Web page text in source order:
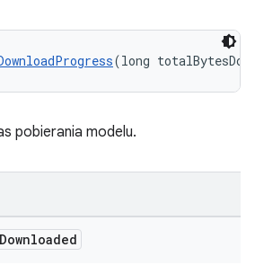
(long
pobierania modelu.
Downloaded